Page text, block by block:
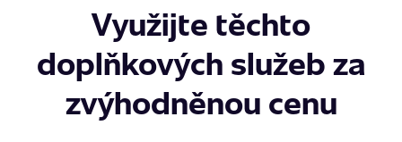
Využijte těchto
doplňkových služeb za
zvýhodněnou cenu